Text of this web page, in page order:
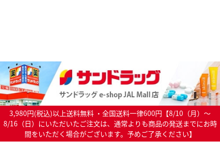
3,980円(税込)以上送料無料 ・全国送料一律600円【8/10（月）～
8/16（日）にいただいたご注文は、通常よりも商品の発送までにお時
間をいただく場合がございます。予めご了承ください】